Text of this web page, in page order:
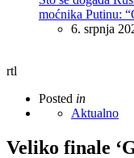
moćnika Putinu:
6. srpnja
rtl
Posted in
Aktualno
Veliko finale